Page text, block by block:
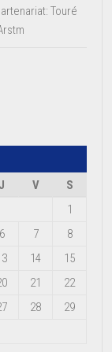
Touré
J V
S
1
6 7
8
14
15
21
22
28
29